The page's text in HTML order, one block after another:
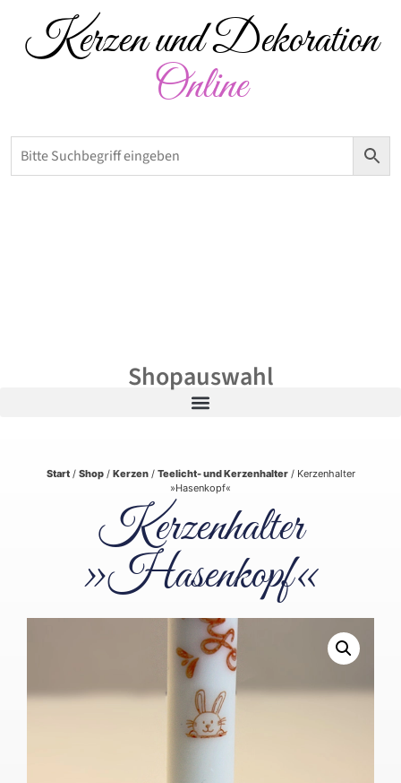
Kerzen und Dekoration
Online
Shopauswahl
Start/ Shop/ Kerzen/ Teelicht- und Kerzenhalter/ Kerzenhalter
»Hasenkopf«
Kerzenhalter
»Hasenkopf«